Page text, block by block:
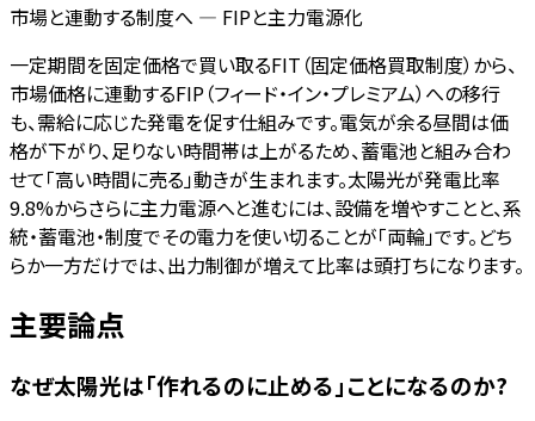
市場と連動する制度へ — FIPと主力電源化
一定期間を固定価格で買い取るFIT（固定価格買取制度）から、
市場価格に連動するFIP（フィード・イン・プレミアム）への移行
も、需給に応じた発電を促す仕組みです。電気が余る昼間は価
格が下がり、足りない時間帯は上がるため、蓄電池と組み合わ
せて「高い時間に売る」動きが生まれます。太陽光が発電比率
9.8%からさらに主力電源へと進むには、設備を増やすことと、系
統・蓄電池・制度でその電力を使い切ることが「両輪」です。どち
らか一方だけでは、出力制御が増えて比率は頭打ちになります。
主要論点
なぜ太陽光は「作れるのに止める」ことになるのか?